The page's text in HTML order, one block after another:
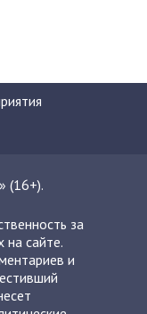
(16+).
за
на сайте.
и